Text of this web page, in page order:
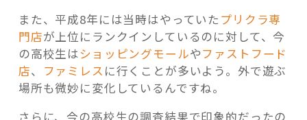
また、平成8年には当時はやっていた プリクラ専
門店が上位にランクインしているのに対して、今
の高校生はショッピングモールやファストフード
店、 ファミレス に行くことが多いよう。外で遊ぶ
場所も微妙に変化しているんですね。
さらに、今の高校生の調査結果で印象的だったの